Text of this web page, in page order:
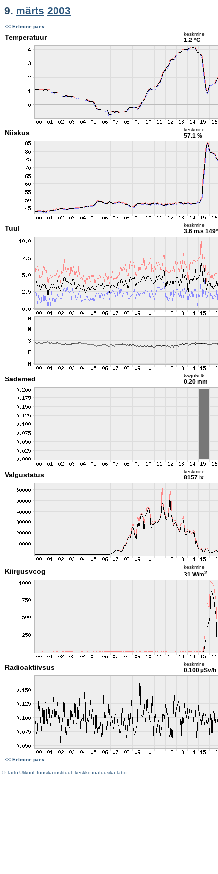
9. märts 2003
<< Eelmine päev
Temperatuur keskmine
1.2 °C
Niiskus keskmine
57.1 %
Tuul keskmine
3.6 m/s 149°
Sademed koguhulk
0.20 mm
Valgustatus keskmine
8157 lx
Kiirgusvoog
keskmine
31 W/m2
Radioaktiivsus keskmine
0.100 µSv/h
<< Eelmine päev
©Tartu Ülikool füüsika instituut keskkonnafüüsika labor